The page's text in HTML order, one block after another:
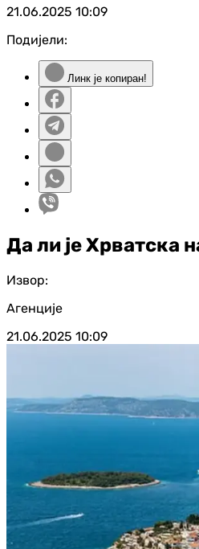
21.06.2025 10:09
Подијели:
Линк је копиран!
Да ли је Хрватска
Извор:
Агенције
21.06.2025 10:09